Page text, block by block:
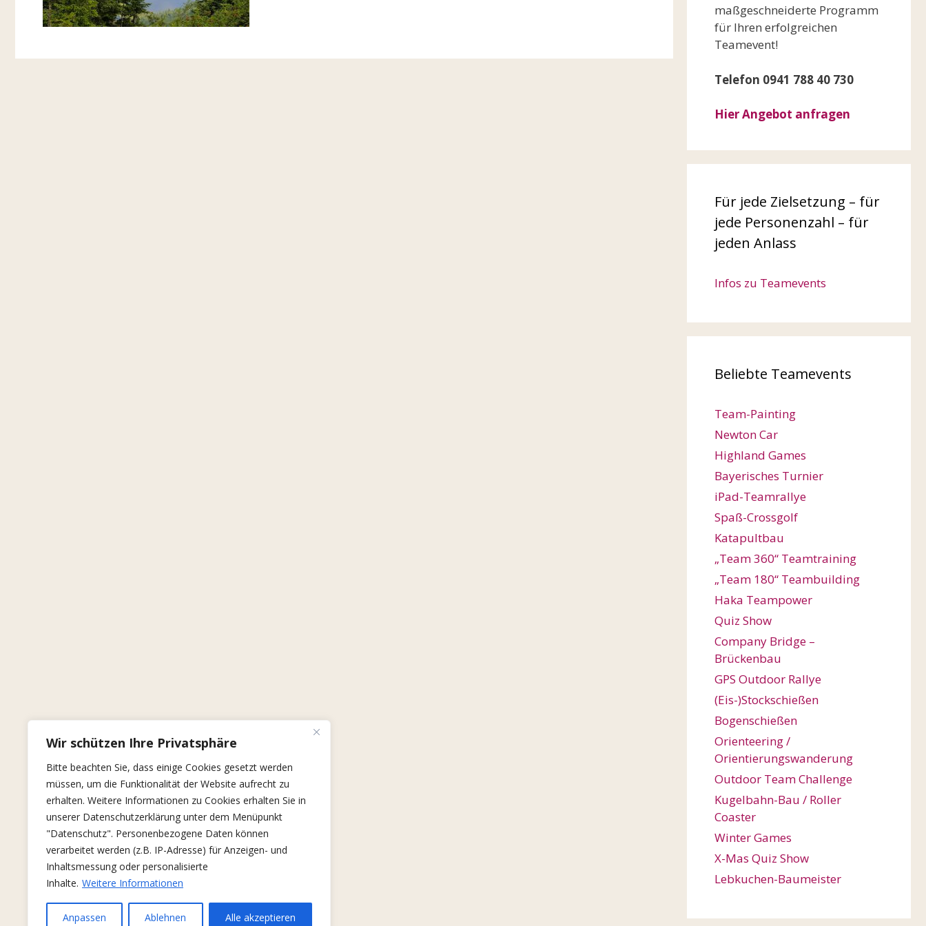
Wir schützen Ihre Privatsphäre
Bitte beachten Sie, dass einige Cookies gesetzt werden
müssen, um die Funktionalität der Website aufrecht zu
erhalten. Weitere Informationen zu Cookies erhalten Sie in
unserer Datenschutzerklärung unter dem Menüpunkt
"Datenschutz". Personenbezogene Daten können
verarbeitet werden (z.B. IP-Adresse) für Anzeigen- und
Inhaltsmessung oder personalisierte
Inhalte. Weitere Informationen
Anpassen Ablehnen Alle akzeptieren
maßgeschneiderte Programm
für Ihren erfolgreichen
Teamevent!
Telefon 0941 788 40 730
Hier Angebot anfragen
Für jede Zielsetzung – für
jede Personenzahl – für
jeden Anlass
Infos zu Teamevents
Beliebte Teamevents
Team-Painting
Newton Car
Highland Games
Bayerisches Turnier
iPad-Teamrallye
Spaß-Crossgolf
Katapultbau
„Team 360“ Teamtraining
„Team 180“ Teambuilding
Haka Teampower
Quiz Show
Company Bridge –
Brückenbau
GPS Outdoor Rallye
(Eis-)Stockschießen
Bogenschießen
Orienteering /
Orientierungswanderung
Outdoor Team Challenge
Kugelbahn-Bau / Roller
Coaster
Winter Games
X-Mas Quiz Show
Lebkuchen-Baumeister